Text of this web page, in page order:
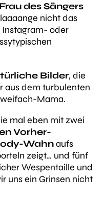
des Sängers
nicht das
Instagram- oder
Bilder, die
aus dem turbulenten
Mama.
mal eben mit zwei
Vorher-
Wahnaufs
zeigt… und fünf
Wespentaille und
uns ein Grinsen nicht